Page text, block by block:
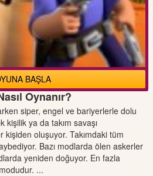
BAŞLA
Oynanır?
siper, engel ve bariyerlerle dolu
kişilik ya da takım savaşı
kişiden oluşuyor. Takımdaki tüm
Bazı modlarda ölen askerler
yeniden doğuyor. En fazla
...